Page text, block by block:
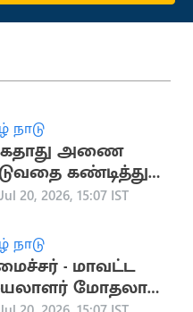
நாடு
அணை
கண்டித்து
போராட்டம்
Jul 20, 2026, 15:07 IST
நாடு
- மாவட்ட
மோதலால்